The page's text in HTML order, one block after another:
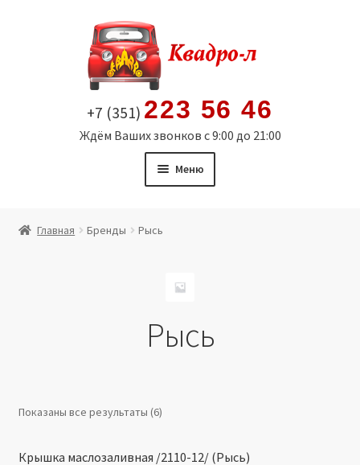
содержимому
+7 (351) 223 56 46
Ждём Ваших звонков с 9:00 до 21:00
Меню
Политика в отношении обработки персональных
Главная Бренды Рысь
Рысь
Показаны все результаты (6)
Крышка маслозаливная /2110-12/ (Рысь)